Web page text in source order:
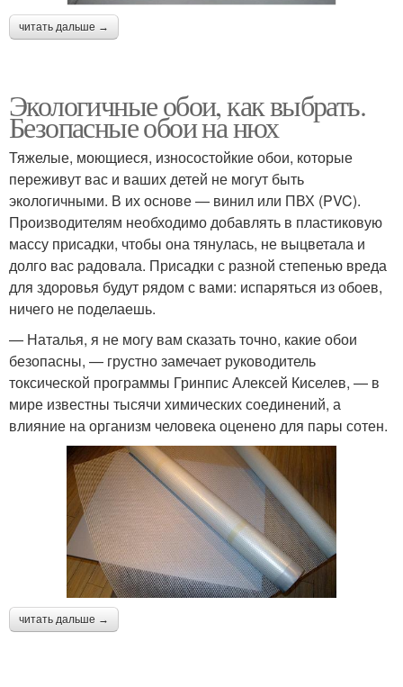
читать дальше →
Экологичные обои, как выбрать.
Безопасные обои на нюх
Тяжелые, моющиеся, износостойкие обои, которые
переживут вас и ваших детей не могут быть
экологичными. В их основе — винил или ПВХ (PVC).
Производителям необходимо добавлять в пластиковую
массу присадки, чтобы она тянулась, не выцветала и
долго вас радовала. Присадки с разной степенью вреда
для здоровья будут рядом с вами: испаряться из обоев,
ничего не поделаешь.
— Наталья, я не могу вам сказать точно, какие обои
безопасны, — грустно замечает руководитель
токсической программы Гринпис Алексей Киселев, — в
мире известны тысячи химических соединений, а
влияние на организм человека оценено для пары сотен.
читать дальше →